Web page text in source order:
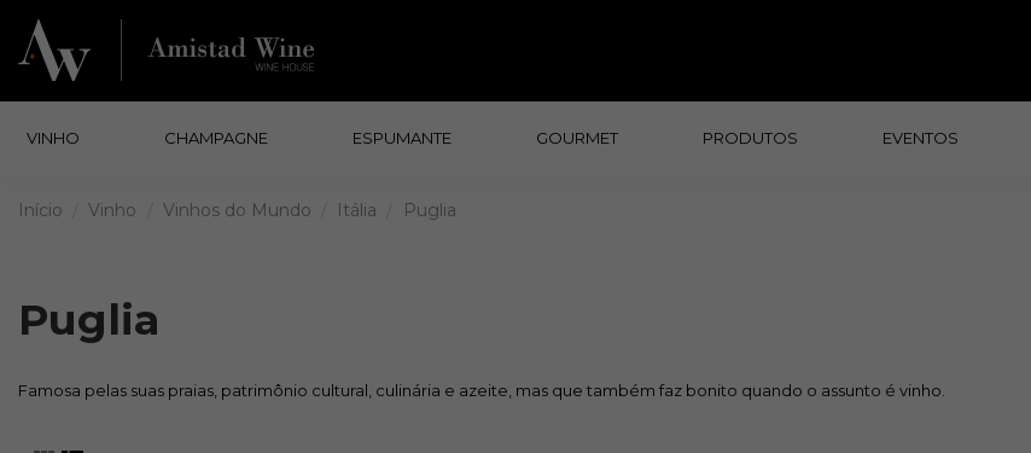
VINHO CHAMPAGNE ESPUMANTE GOURMET PRODUTOS EVENTOS
Início Vinho Vinhos do Mundo Itália Puglia
Puglia
Famosa pelas suas praias, patrimônio cultural, culinária e azeite, mas que também faz bonito quando o assunto é vinho.